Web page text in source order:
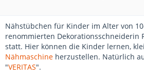
Nähstübchen für Kinder im Alter von
renommierten Dekorationsschneiderin
statt. Hier können die Kinder lernen,
Nähmaschine herzustellen. Natürlich
"VERITAS".